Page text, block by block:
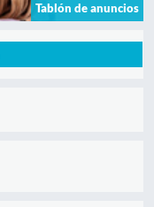
Tablón de anuncios